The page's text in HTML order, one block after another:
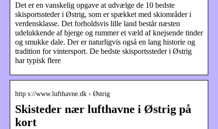
Det er en vanskelig opgave at udvælge de 10 bedste
skisportssteder i Østrig, som er spækket med skiområder i
verdensklasse. Det forholdsvis lille land består næsten
udelukkende af bjerge og rummer et væld af knejsende tinder
og smukke dale. Der er naturligvis også en lang historie og
tradition for vintersport. De bedste skisportssteder i Østrig
har typisk flere
http s://www.lufthavne.dk › Østrig
Skisteder nær lufthavne i Østrig på
kort